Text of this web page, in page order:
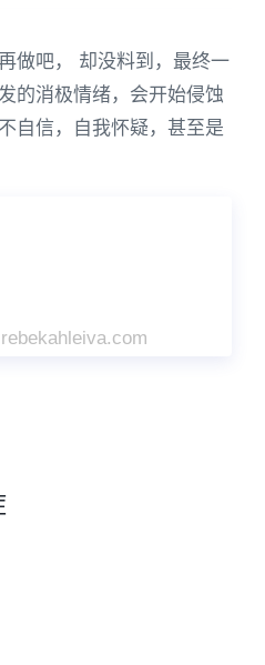
做吧， 却没料到，最终一
的消极情绪，会开始侵蚀
自信，自我怀疑，甚至是